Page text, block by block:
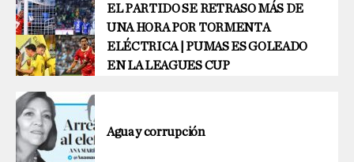
EL PARTIDO SE RETRASO MÁS DE
UNA HORA POR TORMENTA
ELÉCTRICA | PUMAS ES GOLEADO
EN LA LEAGUES CUP
Agua y corrupción